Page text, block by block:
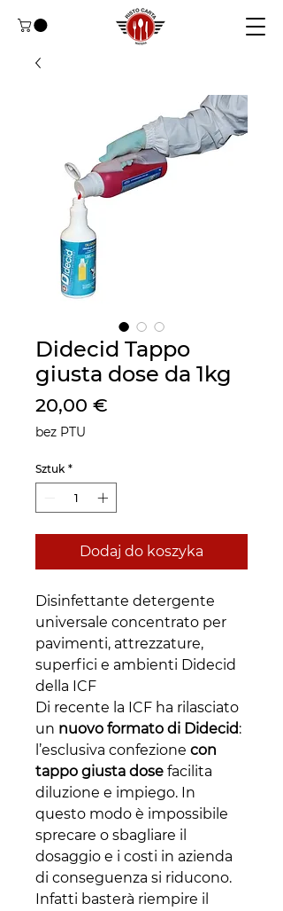
Didecid Tappo
giusta dose da 1kg
20,00 €
bez PTU
Sztuk *
Dodaj do koszyka
Disinfettante detergente
universale concentrato per
pavimenti, attrezzature,
superfici e ambienti Didecid
della ICF
Di recente la ICF ha rilasciato
un nuovo formato di Didecid:
l’esclusiva confezione con
tappo giusta dose facilita
diluzione e impiego. In
questo modo è impossibile
sprecare o sbagliare il
dosaggio e i costi in azienda
di conseguenza si riducono.
Infatti basterà riempire il